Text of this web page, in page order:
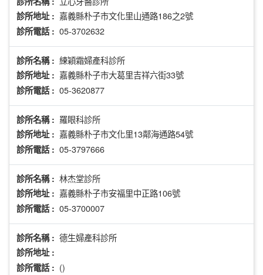
診所地址 : 嘉義縣朴子市文化里山通路186之2號
診所電話 : 05-3702632
診所名稱 : 練穎霜婦產科診所
診所地址 : 嘉義縣朴子市大葛里吉祥六街33號
診所電話 : 05-3620877
診所名稱 : 羅眼科診所
診所地址 : 嘉義縣朴子市文化里13鄰海通路54號
診所電話 : 05-3797666
診所名稱 : 林杰堂診所
診所地址 : 嘉義縣朴子市安福里中正路106號
診所電話 : 05-3700007
診所名稱 : 德生婦產科診所
診所地址 :
診所電話 : ()